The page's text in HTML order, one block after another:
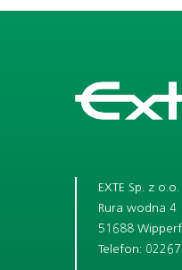
EXTE Sp. z o.o.
Rura wodna 4
51688
Telefon: